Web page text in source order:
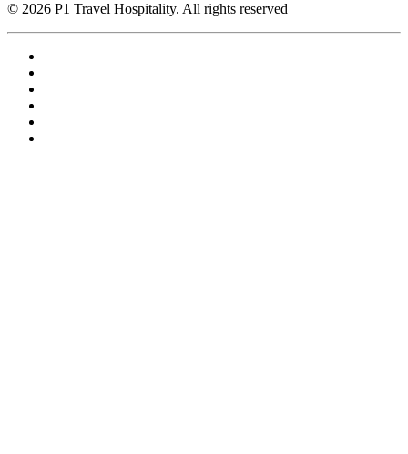
© 2026 P1 Travel Hospitality. All rights reserved